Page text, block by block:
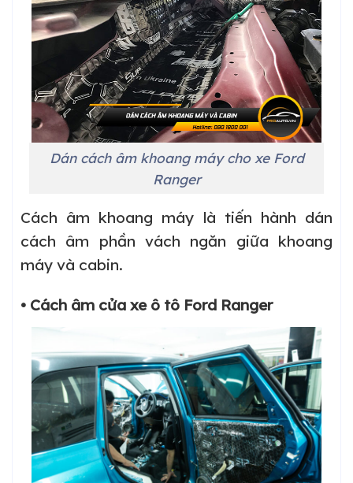
Dán cách âm khoang máy cho xe Ford
Ranger
Cách âm khoang máy là tiến hành dán
cách âm phần vách ngăn giữa khoang
máy và cabin.
• Cách âm cửa xe ô tô Ford Ranger